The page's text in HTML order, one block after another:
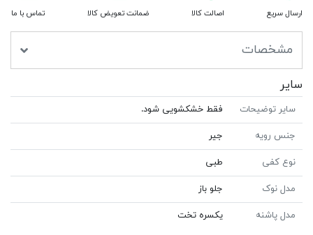
ارسال سریع اصالت کالا ضمانت تعویض کالا تماس با ما
مشخصات
سایر
سایر توضیحات فقط خشکشویی شود.
جنس رویه جیر
نوع کفی طبی
مدل نوک جلو باز
مدل پاشنه یکسره تخت